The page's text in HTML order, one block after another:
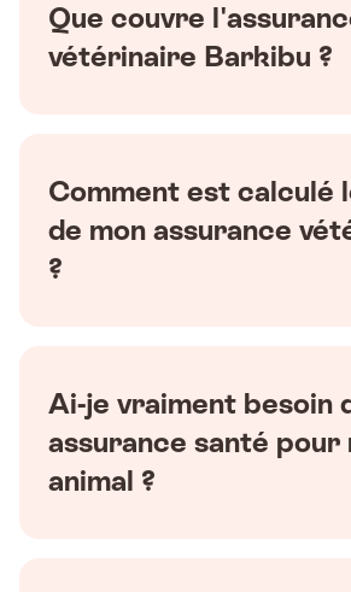
Que couvre
vétérinaire Barkibu ?
Comment est calculé
de mon assurance
?
Ai-je vraiment besoin
assurance santé pour
animal ?